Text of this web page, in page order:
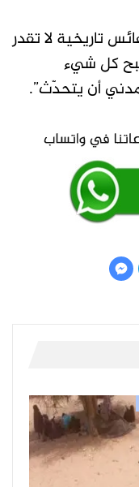
تاريخية لا تقدر
كل شيء
أن يتحدّث”.